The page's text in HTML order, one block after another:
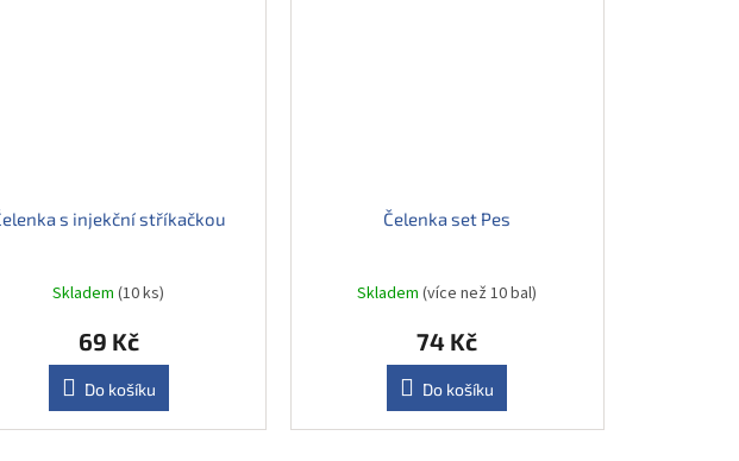
s injekční stříkačkou
Skladem(10 ks)
69 Kč
Do košíku
Čelenka set Pes
Skladem(více než 10 bal)
74 Kč
Do košíku